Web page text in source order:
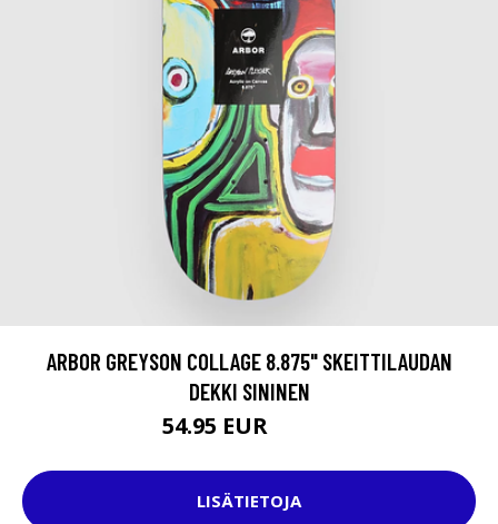
ARBOR GREYSON COLLAGE 8.875" SKEITTILAUDAN
DEKKI SININEN
54.95 EUR
LISÄTIETOJA